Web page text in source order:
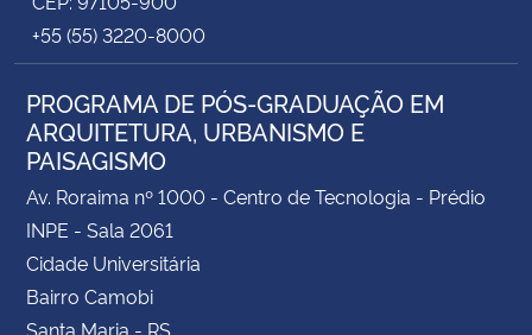
+55 (55) 3220-8000
PROGRAMA DE PÓS-GRADUAÇÃO EM
ARQUITETURA, URBANISMO E
PAISAGISMO
Av. Roraima nº 1000 - Centro de Tecnologia - Prédio
INPE - Sala 2061
Cidade Universitária
Bairro Camobi
Santa Maria - RS